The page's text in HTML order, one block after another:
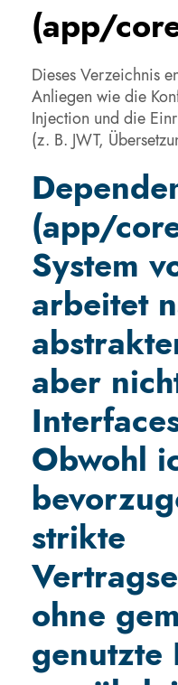
(app/
Dieses Verzeichnis
Anliegen wie die
Injection und die
(z. B. JWT,
(app/
System
arbeitet
aber
Obwohl
strikte
ohne
genutzte